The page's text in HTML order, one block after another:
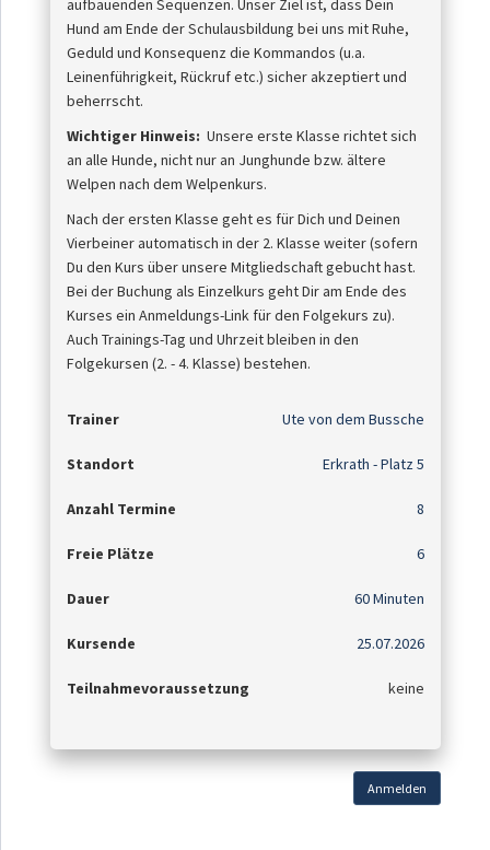
aufbauenden Sequenzen. Unser Ziel ist, dass Dein
Hund am Ende der Schulausbildung bei uns mit Ruhe,
Geduld und Konsequenz die Kommandos (u.a.
Leinenführigkeit, Rückruf etc.) sicher akzeptiert und
beherrscht.
Wichtiger Hinweis: Unsere erste Klasse richtet sich
an alle Hunde, nicht nur an Junghunde bzw. ältere
Welpen nach dem Welpenkurs.
Nach der ersten Klasse geht es für Dich und Deinen
Vierbeiner automatisch in der 2. Klasse weiter (sofern
Du den Kurs über unsere Mitgliedschaft gebucht hast.
Bei der Buchung als Einzelkurs geht Dir am Ende des
Kurses ein Anmeldungs-Link für den Folgekurs zu).
Auch Trainings-Tag und Uhrzeit bleiben in den
Folgekursen (2. - 4. Klasse) bestehen.
Trainer Ute von dem Bussche
Standort Erkrath - Platz 5
Anzahl Termine 8
Freie Plätze 6
Dauer 60 Minuten
Kursende 25.07.2026
Teilnahmevoraussetzung keine
Anmelden